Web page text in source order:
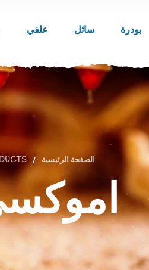
بودرة سائل علفي
الصفحة الرئيسية /